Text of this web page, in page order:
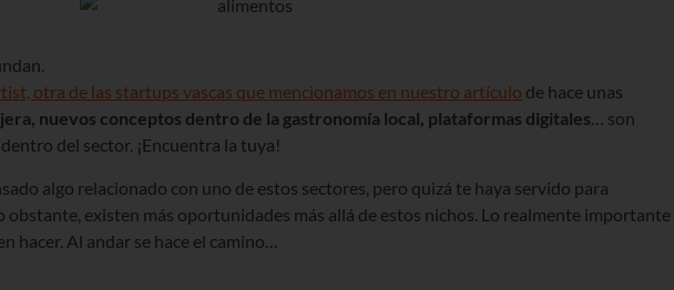
otra de las startups vascas que mencionamos en nuestro artículo de hace unas
nuevos conceptos dentro de la gastronomía local, plataformas digitales… son
del sector. ¡Encuentra la tuya!
algo relacionado con uno de estos sectores, pero quizá te haya servido para
existen más oportunidades más allá de estos nichos. Lo realmente importante
hacer. Al andar se hace el camino…